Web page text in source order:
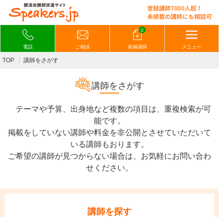
電話 ご相談
0
候補講師 メニュー
TOP 講師をさがす
講師をさがす
テーマや予算、出身地など複数の項目は、重複検索が可
能です。
掲載をしていない講師や料金を非公開とさせていただいて
いる講師もおります。
ご希望の講師が見つからない場合は、お気軽にお問い合わ
せください。
講師を探す